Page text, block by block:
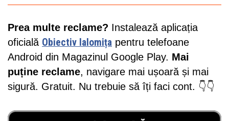
Prea multe reclame? Instalează aplicația
oficială Obiectiv Ialomița pentru telefoane
Android din Magazinul Google Play. Mai
puține reclame, navigare mai ușoară și mai
sigură. Gratuit. Nu trebuie să îți faci cont. 👇👇